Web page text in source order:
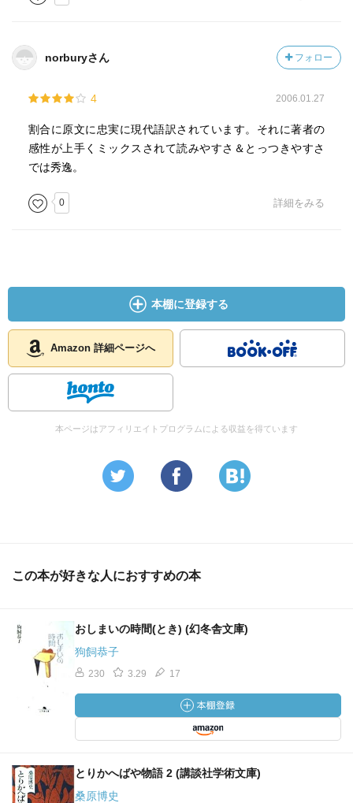
norburyさん フォロー
4 2006.01.27
割合に原文に忠実に現代語訳されています。それに著者の
感性が上手くミックスされて読みやすさ＆とっつきやすさ
では秀逸。
0 詳細をみる
本棚に登録する
Amazon 詳細ページへ
本ページはアフィリエイトプログラムによる収益を得ています
この本が好きな人におすすめの本
おしまいの時間(とき) (幻冬舎文庫)
狗飼恭子
230 3.29 17
とりかへばや物語 2 (講談社学術文庫)
桑原博史